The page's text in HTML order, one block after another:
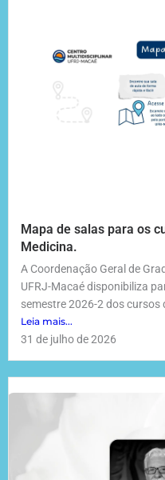
Mapa de salas para os
Medicina.
A Coordenação Geral de
UFRJ-Macaé disponibiliza
semestre 2026-2 dos cursos
Leia mais...
31 de julho de 2026